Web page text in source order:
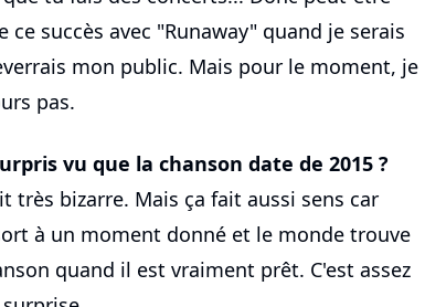
ce succès avec "Runaway" quand je serais
mon public. Mais pour le moment, je
pas.
vu que la chanson date de 2015 ?
très bizarre. Mais ça fait aussi sens car
à un moment donné et le monde trouve
quand il est vraiment prêt. C'est assez